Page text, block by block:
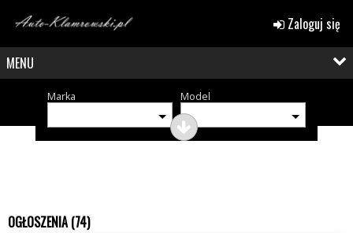
Zaloguj się
MENU
Marka Model
OGŁOSZENIA (74)